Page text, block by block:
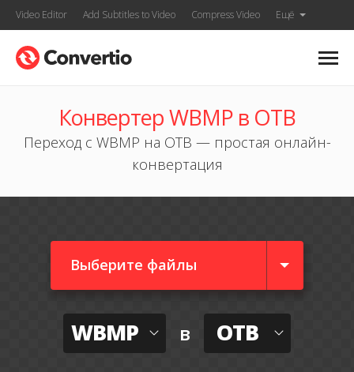
Video Editor Add Subtitles to Video Compress Video Ещё
Конвертер WBMP в OTB
Переход с WBMP на OTB — простая онлайн-
конвертация
Выберите файлы
WBMP в OTB